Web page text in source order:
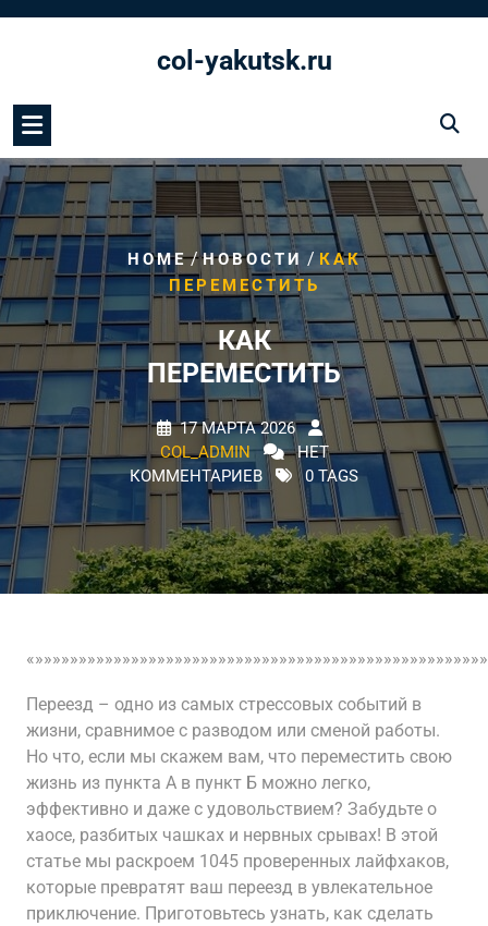
col-yakutsk.ru
HOME/НОВОСТИ /КАК
ПЕРЕМЕСТИТЬ
КАК
ПЕРЕМЕСТИТЬ
17 МАРТА 2026
COL_ADMIN
НЕТ
КОММЕНТАРИЕВ
0 TAGS
Переезд – одно из самых стрессовых событий в
жизни, сравнимое с разводом или сменой работы.
Но что, если мы скажем вам, что переместить свою
жизнь из пункта А в пункт Б можно легко,
эффективно и даже с удовольствием? Забудьте о
хаосе, разбитых чашках и нервных срывах! В этой
статье мы раскроем 1045 проверенных лайфхаков,
которые превратят ваш переезд в увлекательное
приключение. Приготовьтесь узнать, как сделать